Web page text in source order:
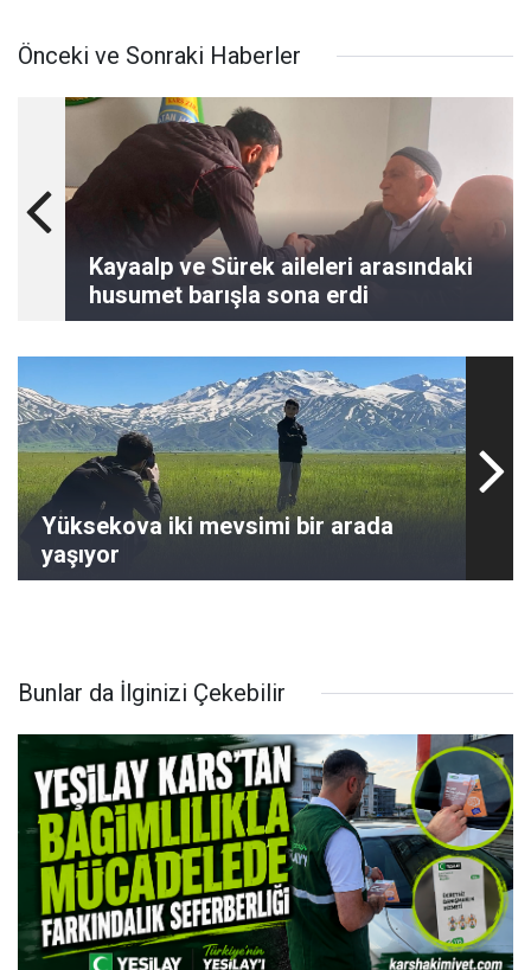
Önceki ve Sonraki Haberler
Kayaalp ve Sürek aileleri arasındaki
husumet barışla sona erdi
Yüksekova iki mevsimi bir arada
yaşıyor
Bunlar da İlginizi Çekebilir